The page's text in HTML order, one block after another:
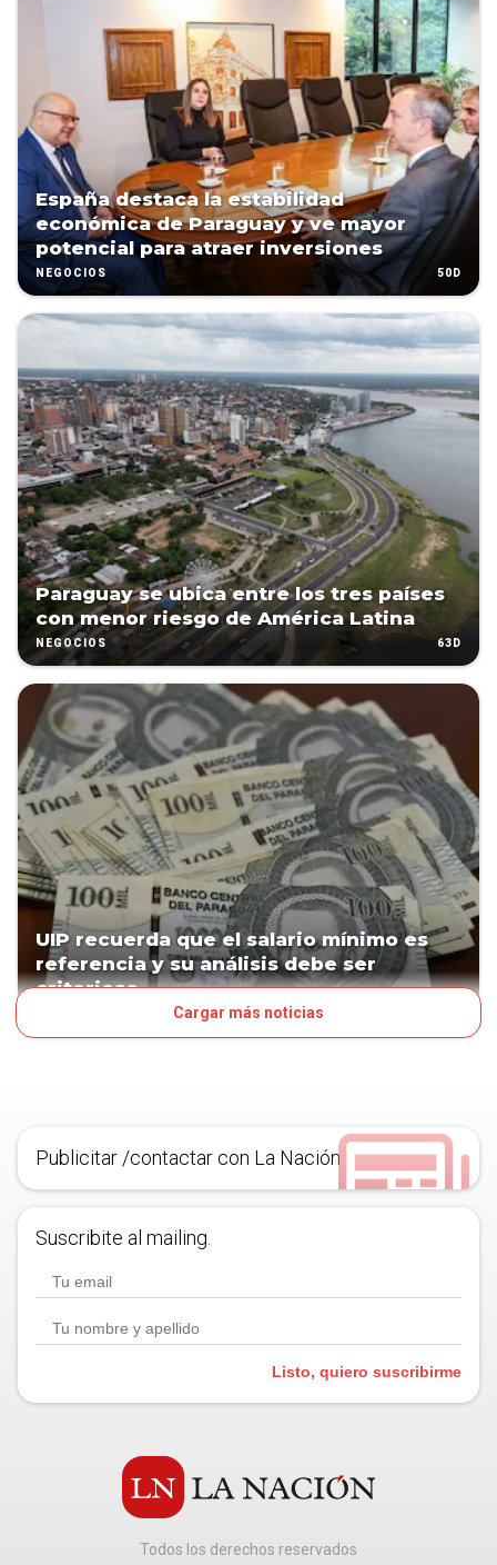
España destaca la estabilidad
económica de Paraguay y ve mayor
potencial para atraer inversiones
NEGOCIOS 50D
Paraguay se ubica entre los tres países
con menor riesgo de América Latina
NEGOCIOS 63D
UIP recuerda que el salario mínimo es
referencia y su análisis debe ser
criterioso
Cargar más noticias
Publicitar /contactar con La Nación
Suscribite al mailing.
Listo, quiero suscribirme
Todos los derechos reservados